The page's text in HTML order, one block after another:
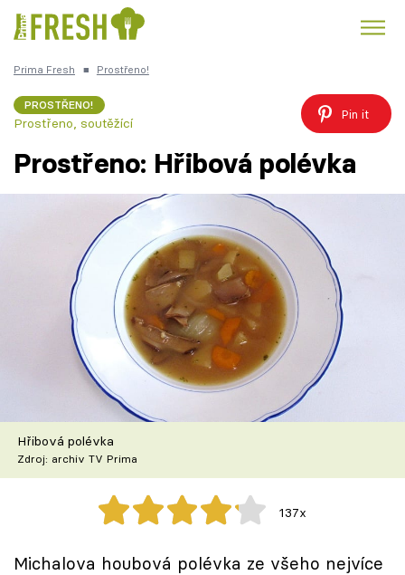
Česká kuchyně
Témata
Recepty
Články
TV Program
Škola vaření
Recepty z TV
Speciál: Cuketa
Těhotnej kuchař
Prima Fresh ■ Prostřeno!
PROSTŘENO!
Prostřeno, soutěžící
Pin it
Prostřeno: Hřibová polévka
Hřibová polévka
Zdroj: archiv TV Prima
137x
Michalova houbová polévka ze všeho nejvíce